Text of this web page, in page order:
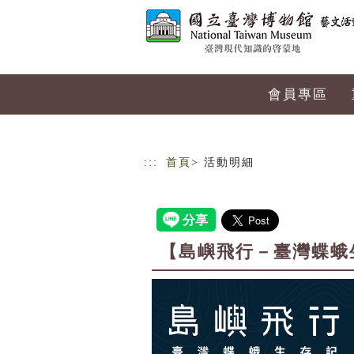
會員專區
::: 首頁 > 活動明細
【島嶼飛行－臺灣蝶